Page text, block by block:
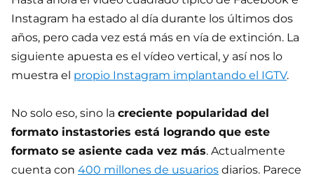
Instagram ha estado al día durante los últimos dos
años, pero cada vez está más en vía de extinción. La
siguiente apuesta es el vídeo vertical, y así nos lo
muestra el propio Instagram implantando el IGTV.
No solo eso, sino la creciente popularidad del
formato instastories está logrando que este
formato se asiente cada vez más. Actualmente
cuenta con 400 millones de usuarios diarios. Parece